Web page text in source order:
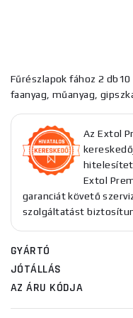
Fűrészlapok fához 2
faanyag, műanyag,
Az Extol
Extol
garanciát követő
szolgáltatást
GYÁRTÓ
JÓTÁLLÁS
AZ ÁRU KÓDJA